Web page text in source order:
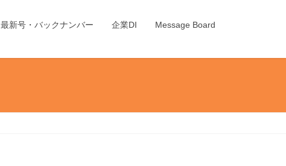
最新号・バックナンバー 企業DI Message Board